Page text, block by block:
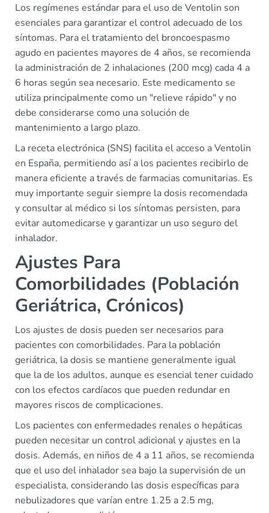
Los regímenes estándar para el uso de Ventolin son
esenciales para garantizar el control adecuado de los
síntomas. Para el tratamiento del broncoespasmo
agudo en pacientes mayores de 4 años, se recomienda
la administración de 2 inhalaciones (200 mcg) cada 4 a
6 horas según sea necesario. Este medicamento se
utiliza principalmente como un "relieve rápido" y no
debe considerarse como una solución de
mantenimiento a largo plazo.
La receta electrónica (SNS) facilita el acceso a Ventolin
en España, permitiendo así a los pacientes recibirlo de
manera eficiente a través de farmacias comunitarias. Es
muy importante seguir siempre la dosis recomendada
y consultar al médico si los síntomas persisten, para
evitar automedicarse y garantizar un uso seguro del
inhalador.
Ajustes Para
Comorbilidades (Población
Geriátrica, Crónicos)
Los ajustes de dosis pueden ser necesarios para
pacientes con comorbilidades. Para la población
geriátrica, la dosis se mantiene generalmente igual
que la de los adultos, aunque es esencial tener cuidado
con los efectos cardíacos que pueden redundar en
mayores riscos de complicaciones.
Los pacientes con enfermedades renales o hepáticas
pueden necesitar un control adicional y ajustes en la
dosis. Además, en niños de 4 a 11 años, se recomienda
que el uso del inhalador sea bajo la supervisión de un
especialista, considerando las dosis específicas para
nebulizadores que varían entre 1.25 a 2.5 mg,